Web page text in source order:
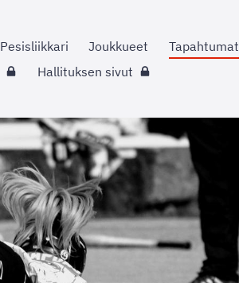
Pesisliikkari Joukkueet Tapahtumat
Hallituksen sivut